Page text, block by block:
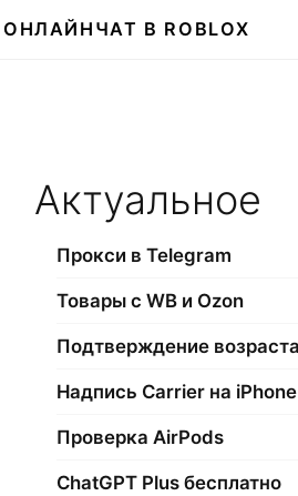
ОНЛАЙН ЧАТ В ROBLOX
Актуальное
Прокси в Telegram
Товары с WB и Ozon
Надпись Carrier на iPhone
Проверка AirPods
ChatGPT Plus бесплатно